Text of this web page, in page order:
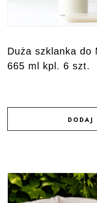
Duża szklanka do
665 ml kpl. 6 szt.
DODAJ